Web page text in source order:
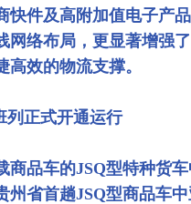
快件及高附加值电子产
网络布局，更显著增强
效的物流支撑。
列正式开通运行
商品车的JSQ型特种货
州省首趟JSQ型商品车